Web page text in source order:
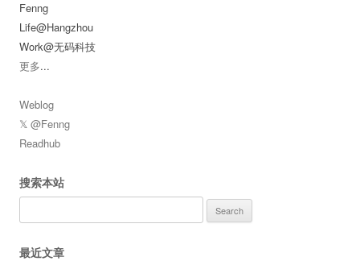
Fenng
Life@Hangzhou
Work@无码科技
更多...
Weblog
𝕏 @Fenng
Readhub
搜索本站
for:
最近文章